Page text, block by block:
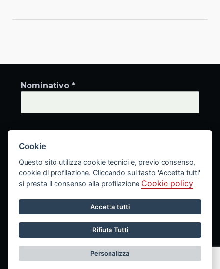
Nominativo *
Indirizzo email *
Iscriviti alla newsletter!
Area Riservata Privacy Policy Cookie Policy
Impostazione cookie
© 2026 realizzato daLeonardoWeb
Cookie
Questo sito utilizza cookie tecnici e, previo consenso,
cookie di profilazione. Cliccando sul tasto 'Accetta tutti'
si presta il consenso alla profilazione Cookie policy
Accetta tutti
Rifiuta Tutti
Personalizza